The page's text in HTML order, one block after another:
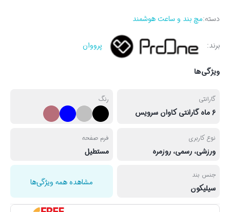
دسته:مچ بند و ساعت هوشمند
برند: پرووان
ویژگی‌ها
گارانتی
6 ماه گارانتی کاوان سرویس
رنگ
نوع کاربری
ورزشی، رسمی، روزمره
فرم صفحه
مستطیل
جنس بند
سیلیکون
مشاهده همه ویژگی‌ها